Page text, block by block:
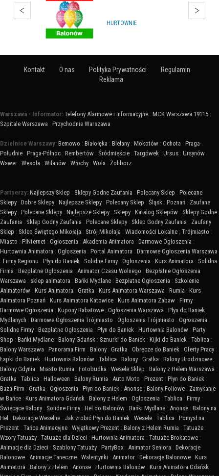
HURTOWNIE
Kontakt O nas Polityka Prywatności
Regulamin
Reklama
Warszawa - Informator: Telefony Alarmowe i Informacyjne : MCK Warszawa 19115 :
Szpitale Warszawa : Przychodnie Warszawa
Dzielnice Warszawy: Bemowo : Białołęka : Bielany : Mokotów : Ochota : Praga-
Południe : Praga-Północ : Rembertów : Śródmieście : Targówek : Ursus : Ursynów :
Wawer : Wesoła : Wilanów : Włochy : Wola : Żoliborz
Partnerzy: Najlepszy Sklep : Sklepy Godne Zaufania : Polecany Sklep : Polecane
Sklepy : Dobre Sklepy : Najlepsze Sklepy : Polecany Sklep : Śląsk : Poznań : Zaufane
Sklepy : Polecane Sklepy : Najlepsze Sklepy : Sklepy : Katalog Sklepów : Sklepy Godne
Zaufania : Sklep Godny Zaufania : Polecane Sklepy : Sklep Godny Zaufania : Zaufany
Sklep : Sklep Świętego Mikołaja : Strój Mikołaja : Wiadomości Lokalne : Trójmiasto :
Miasto : PINternet : Ogłoszenia : Akademia Animatora : Darmowe Ogłoszenia :
Hurtownia Animatora : Ogłoszenia : Portal Animatora : Darmowe Ogłoszenia Warszawa
: Firmy Regionu : Płyn do Baniek : Solidne Firmy : Ogłoszenia : Kurs Animatora : Solidna
Firma : Bezpłatne Ogłoszenia : Animator Czasu Wolnego : Bezpłatne Ogłoszenia
Warszawa : sklep animatora : Bańki Mydlane : Bezpłatne Ogłoszenia : Szkolenie
Animatorów : Kurs Animatora : Gratka : Kurs Animatora Warszawa : Rumia : Kurs
Animatora Poznań : Kurs Animatora Katowice : Kurs Animatora Zabaw : Firmy :
Darmowe Ogłoszenia : Kupony Rabatowe : Ogłoszenia Warszawa : Płyn do Baniek
Mydlanych : Darmowe Ogłoszenia Trójmiasto : Ogłoszenia Trójmiasto : Ogłoszenia :
Solidne Firmy : Bezpłatne Ogłoszenia : Płyn do Baniek : Hurtownia Balonów : Party
Shop : Bańki Mydlane : Balony Gdańsk : Sznurki do Baniek : Kijki do Baniek : Tablica :
Balony Warszawa : Panorama Firm : Balony : Gratka : Obręcze do Baniek : Oferty Pracy :
Łapki do Baniek : Hurtownia Balonów : Tablica : Balony : Gratka : Balony Urodzinowe :
Balony Gdynia : Miasto Rumia : Fotobudka : Wesele Sklep : Balony z Helem Warszawa :
Gratka : Tablica : Halloween : Balony Rumia : Auto Moto : Prezent : Płyn do Baniek :
Baza Firm : Gratka : Ogłoszenia : Płyn do Baniek : Anonse : Balony Foliowe : Zamykanie
w Bańce : Kurs Animatora Gdańsk : Balony z Helem : Ogłoszenia : Tablica : Firmy :
Świecące Balony : Solidne Firmy : Hel do Balonów : Bańki Mydlane : Anonse : Balony na
Hel : Dekoracje Weselne : Jak zrobić Płyn do Baniek : Wesele : Tablica : Pomysł na
Prezent : Tańce Animacyjne : Wyjątkowy Prezent : Balony z Helem Rumia : Tatuaże :
Wzory Tatuaży : Tatuaże dla Dzieci : Hurtownia Animatora : Tatuaże Brokatowe :
Animacje dla Dzieci : Szablony Tatuaży : PartyBox : Animator Seniora : Dekoracje
Balonowe : Animacje Taneczne : Walentynki : Animator : Dekoracje Balonowe : Kurs
Animatora : Balony z Helem : Anonse : Hurtownia Balonów : Kurs Animatora Gdańsk :